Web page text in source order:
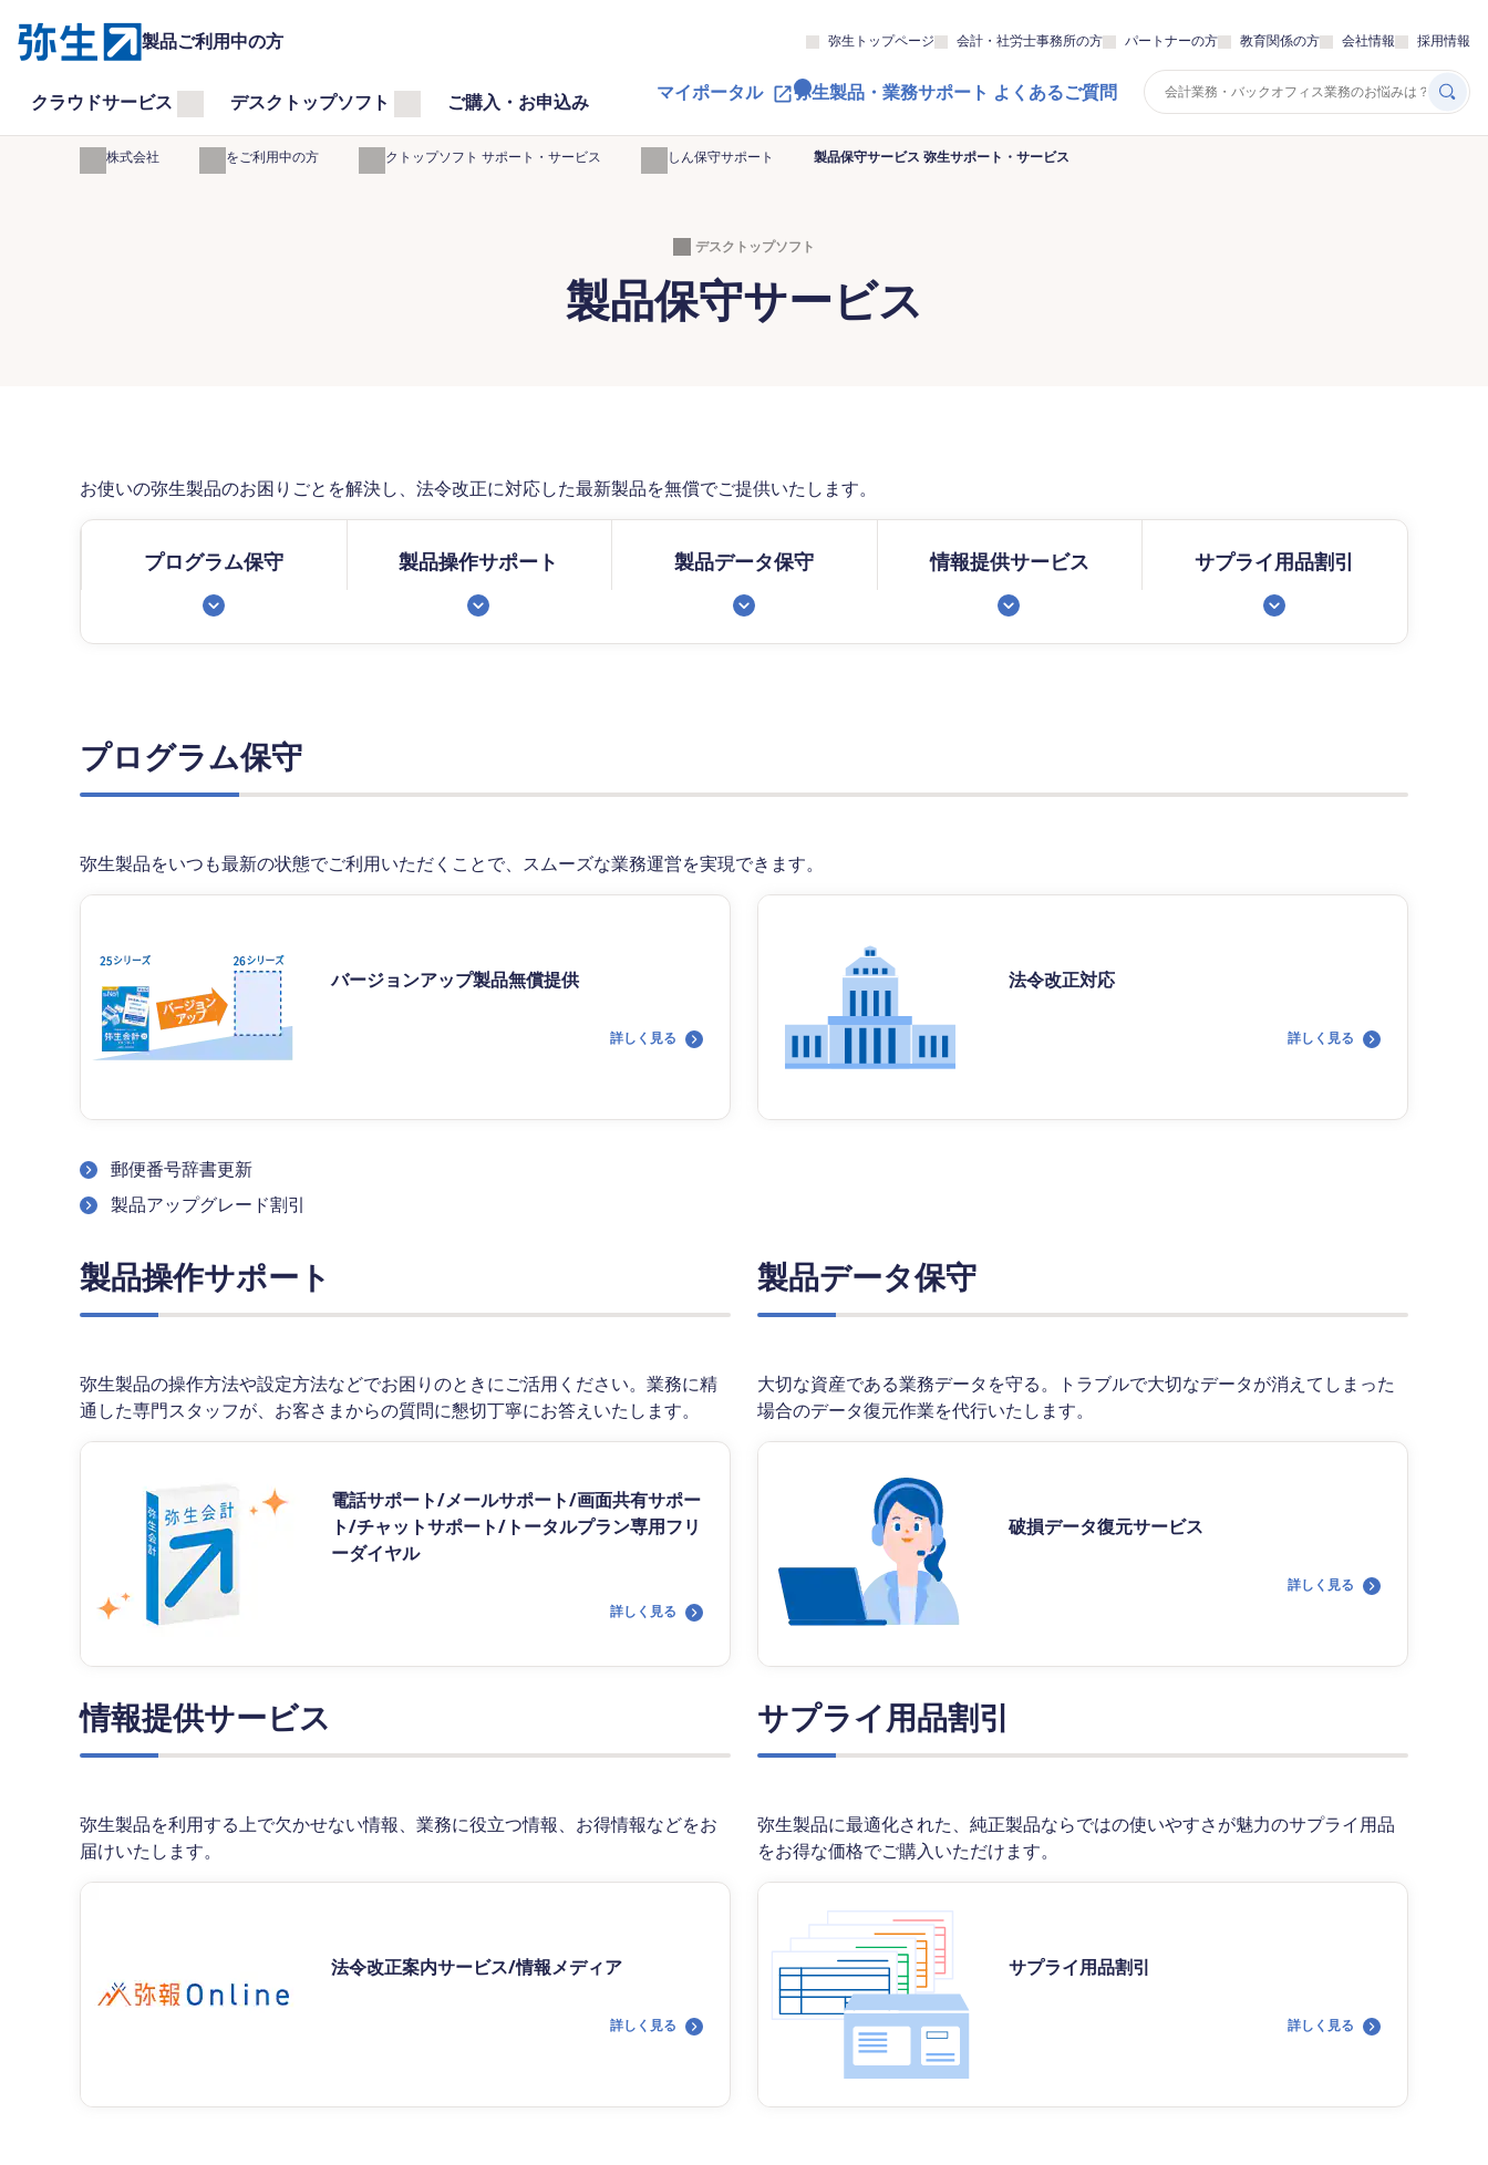
製品ご利用中の方 弥生トップページ 会計・社労士事務所の方 パートナーの方 教育関係の方 会社情報 採用情報
クラウドサービス デスクトップソフト ご購入・お申込み マイポータル 弥生製品・業務サポート よくあるご質問
弥生株式会社 製品をご利用中の方 デスクトップソフト サポート・サービス あんしん保守サポート 製品保守サービス 弥生サポート・サービス
デスクトップソフト
製品保守サービス
お使いの弥生製品のお困りごとを解決し、法令改正に対応した最新製品を無償でご提供いたします。
プログラム保守 製品操作サポート 製品データ保守 情報提供サービス サプライ用品割引
プログラム保守
弥生製品をいつも最新の状態でご利用いただくことで、スムーズな業務運営を実現できます。
バージョンアップ製品無償提供
詳しく見る
法令改正対応
詳しく見る
郵便番号辞書更新
製品アップグレード割引
製品操作サポート
弥生製品の操作方法や設定方法などでお困りのときにご活用ください。業務に精
通した専門スタッフが、お客さまからの質問に懇切丁寧にお答えいたします。
電話サポート/メールサポート/画面共有サポー
ト/チャットサポート/トータルプラン専用フリ
ーダイヤル
詳しく見る
製品データ保守
大切な資産である業務データを守る。トラブルで大切なデータが消えてしまった
場合のデータ復元作業を代行いたします。
破損データ復元サービス
詳しく見る
情報提供サービス
弥生製品を利用する上で欠かせない情報、業務に役立つ情報、お得情報などをお
届けいたします。
法令改正案内サービス/情報メディア
詳しく見る
サプライ用品割引
弥生製品に最適化された、純正製品ならではの使いやすさが魅力のサプライ用品
をお得な価格でご購入いただけます。
サプライ用品割引
詳しく見る